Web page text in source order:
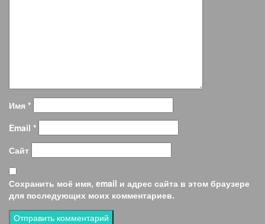
Имя *
Email *
Сайт
Сохранить моё имя, email и адрес сайта в этом браузере
для последующих моих комментариев.